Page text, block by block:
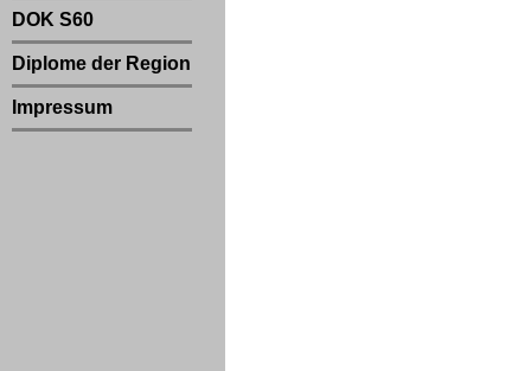
DOK S60
Diplome der Region
Impressum